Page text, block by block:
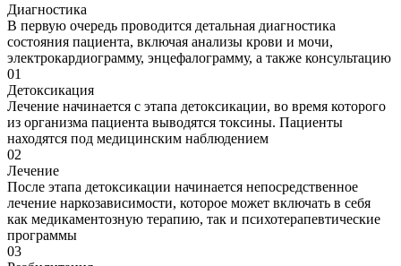
Диагностика
В первую очередь проводится детальная диагностика
состояния пациента, включая анализы крови и мочи,
электрокардиограмму, энцефалограмму, а также консультацию
01
Детоксикация
Лечение начинается с этапа детоксикации, во время которого
из организма пациента выводятся токсины. Пациенты
находятся под медицинским наблюдением
02
Лечение
После этапа детоксикации начинается непосредственное
лечение наркозависимости, которое может включать в себя
как медикаментозную терапию, так и психотерапевтические
программы
03